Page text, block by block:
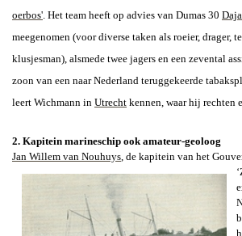
oerbos' . Het team heeft op advies van Dumas 30
meegenomen (voor diverse taken als roeier, drager,
klusjesman), alsmede twee jagers en een zevental
zoon van een naar Nederland teruggekeerde
leert Wichmann in Utrecht kennen, waar hij rechten
2. Kapitein marineschip ook amateur-geoloog
Jan Willem van Nouhuys , de kapitein van het